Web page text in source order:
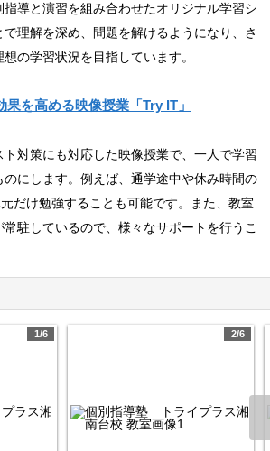
導と演習を組み合わせたオリジナル学習シ
理解を深め、問題を解けるようになり、さ
の学習状況を目指しています。
を高める映像授業「Try IT」
対策にも対応した映像授業で、一人で学習
にします。例えば、通学途中や休み時間の
だけ勉強することも可能です。また、教室
駐しているので、様々なサポートを行うこ
1/6 2/6